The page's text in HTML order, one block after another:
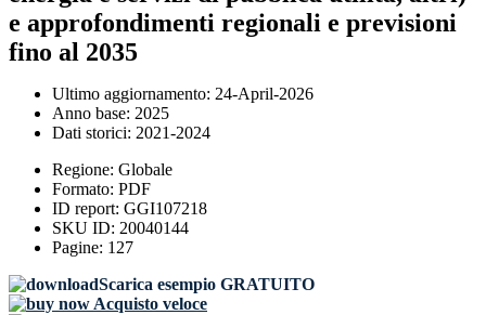
e approfondimenti regionali e previsioni
fino al 2035
Ultimo aggiornamento: 24-April-2026
Anno base: 2025
Dati storici: 2021-2024
Regione: Globale
Formato: PDF
ID report: GGI107218
SKU ID: 20040144
Pagine: 127
Scarica esempio GRATUITO
Acquisto veloce